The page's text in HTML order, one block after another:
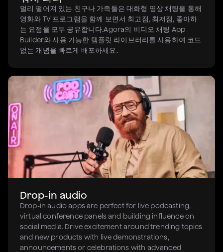
멀리 떨어져 있는 친구나 가족들은 대화형 영상 채팅을 통해
영화와 TV 프로그램을 함께 보면서 최고점, 최저점, 좋아하
는 요점을 모두 공유합니다.Agora의 비디오 채팅 App
Builder와 사용 가능한 템플릿 라이브러리를 사용하여 코드
없는 개념을 빠르게 배포하세요.
Drop-in audio
Drop-in audio apps are perfect for live podcasting,
virtual conference panels and building influence on
social media. Drive excitement around trending topics
and new products with live demonstrations,
announcements or celebrations with advanced